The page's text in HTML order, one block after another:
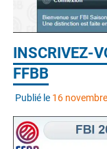
INSCRIVEZ-
FFBB
Publié le 16